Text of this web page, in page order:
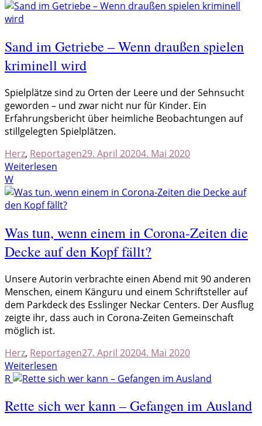
Sand im Getriebe – Wenn draußen spielen
kriminell wird
Spielplätze sind zu Orten der Leere und der Sehnsucht
geworden – und zwar nicht nur für Kinder. Ein
Erfahrungsbericht über heimliche Beobachtungen auf
stillgelegten Spielplätzen.
Herz, Reportagen29. April 20204. Mai 2020
Weiterlesen
W
Was tun, wenn einem in Corona-Zeiten die
Decke auf den Kopf fällt?
Unsere Autorin verbrachte einen Abend mit 90 anderen
Menschen, einem Känguru und einem Schriftsteller auf
dem Parkdeck des Esslinger Neckar Centers. Der Ausflug
zeigte ihr, dass auch in Corona-Zeiten Gemeinschaft
möglich ist.
Herz, Reportagen27. April 20204. Mai 2020
Weiterlesen
R
Rette sich wer kann – Gefangen im Ausland